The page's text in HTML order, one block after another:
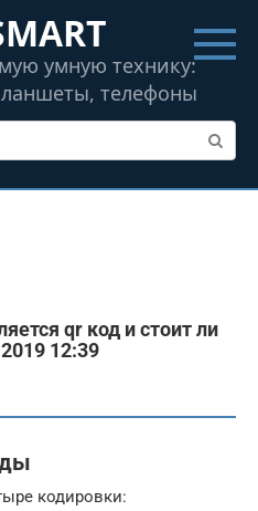
умную технику:
телефоны
qr код и стоит ли
12:39
кодировки: